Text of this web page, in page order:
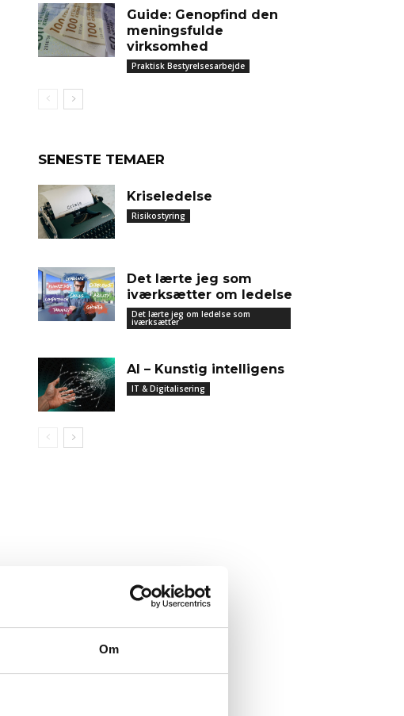
Om
Guide: Genopfind den
meningsfulde
virksomhed
Praktisk Bestyrelsesarbejde
SENESTE TEMAER
Kriseledelse
Risikostyring
Det lærte jeg som
iværksætter om ledelse
Det lærte jeg om ledelse som
iværksætter
AI – Kunstig intelligens
IT & Digitalisering